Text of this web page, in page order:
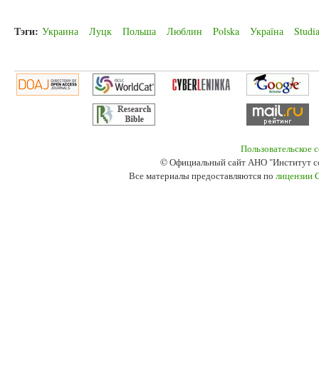
Тэги: Украина Луцк Польша Люблин Polska Україна
Пользовательское
© Официальный сайт АНО "Институт
Все материалы предоставляются по лицензии